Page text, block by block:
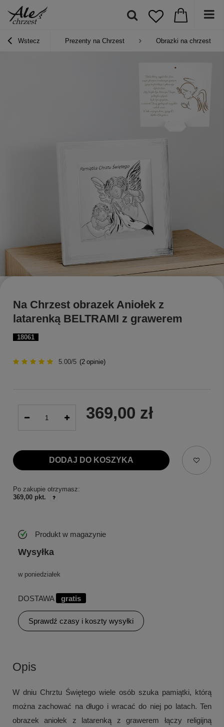
Wstecz Prezenty na Chrzest Obrazki na chrzest
18061
Na Chrzest obrazek Aniołek z
latarenką BELTRAMI z grawerem
5.00/5 (2 opinie)
369,00 zł
DODAJ DO KOSZYKA
Po zakupie otrzymasz:
369,00 pkt.
Produkt w magazynie
Wysyłka
w poniedziałek
DOSTAWA gratis
Sprawdź czasy i koszty wysyłki
Opis
W dniu Chrztu Świętego wiele osób szuka pamiątki, którą
można zachować na długo i wracać do niej po latach. Ten
obrazek aniołek z latarenką z grawerem łączy religijną